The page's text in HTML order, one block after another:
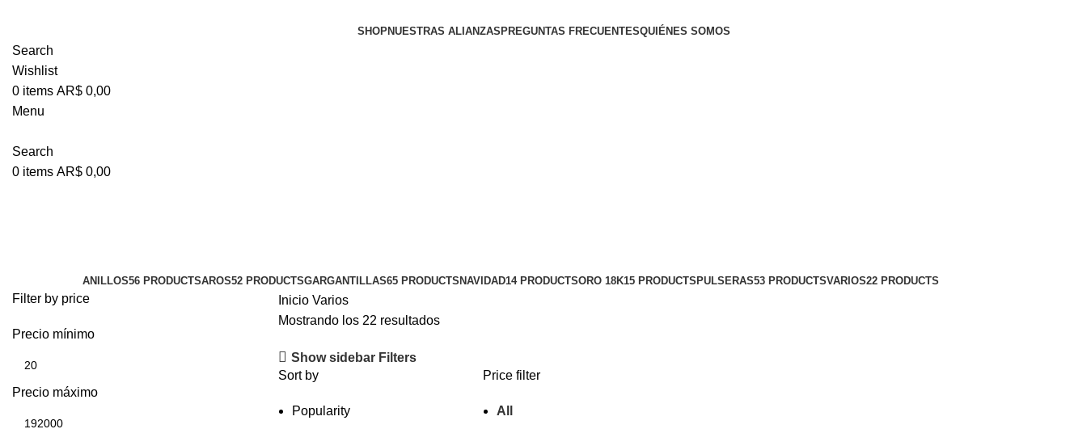
SHOPNUESTRAS ALIANZAS PREGUNTAS FRECUENTESQUIÉNES SOMOS
Search
Wishlist
0 items AR$ 0,00
Menu
Search
0 items AR$ 0,00
ANILLOS56 PRODUCTSAROS52 PRODUCTSGARGANTILLAS65 PRODUCTS NAVIDAD14 PRODUCTSORO 18K15 PRODUCTS PULSERAS53 PRODUCTSVARIOS22 PRODUCTS
Filter by price
Precio mínimo
Precio máximo
Inicio Varios
Mostrando los 22 resultados
Show sidebar Filters
Sort by
Popularity
Price filter
All